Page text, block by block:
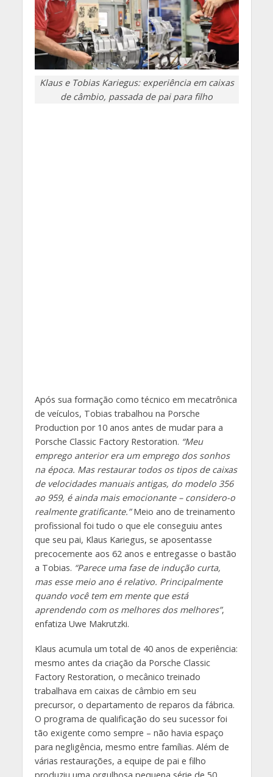
Klaus e Tobias Kariegus: experiência em caixas
de câmbio, passada de pai para filho
Após sua formação como técnico em mecatrônica
de veículos, Tobias trabalhou na Porsche
Production por 10 anos antes de mudar para a
Porsche Classic Factory Restoration. “Meu
emprego anterior era um emprego dos sonhos
na época. Mas restaurar todos os tipos de caixas
de velocidades manuais antigas, do modelo 356
ao 959, é ainda mais emocionante – considero-o
realmente gratificante.”Meio ano de treinamento
profissional foi tudo o que ele conseguiu antes
que seu pai, Klaus Kariegus, se aposentasse
precocemente aos 62 anos e entregasse o bastão
a Tobias. “Parece uma fase de indução curta,
mas esse meio ano é relativo. Principalmente
quando você tem em mente que está
aprendendo com os melhores dos melhores”,
enfatiza Uwe Makrutzki.
Klaus acumula um total de 40 anos de experiência:
mesmo antes da criação da Porsche Classic
Factory Restoration, o mecânico treinado
trabalhava em caixas de câmbio em seu
precursor, o departamento de reparos da fábrica.
O programa de qualificação do seu sucessor foi
tão exigente como sempre – não havia espaço
para negligência, mesmo entre famílias. Além de
várias restaurações, a equipe de pai e filho
produziu uma orgulhosa pequena série de 50